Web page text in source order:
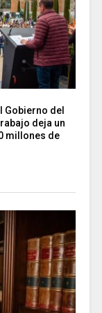
Gobierno del
deja un
millones de